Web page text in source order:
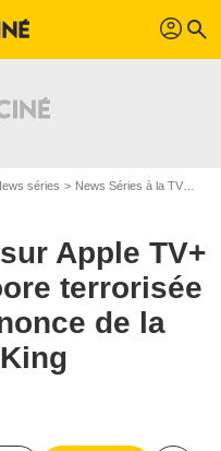
profil search
séries News Séries à la TV
Apple TV+
terrorisée
de la